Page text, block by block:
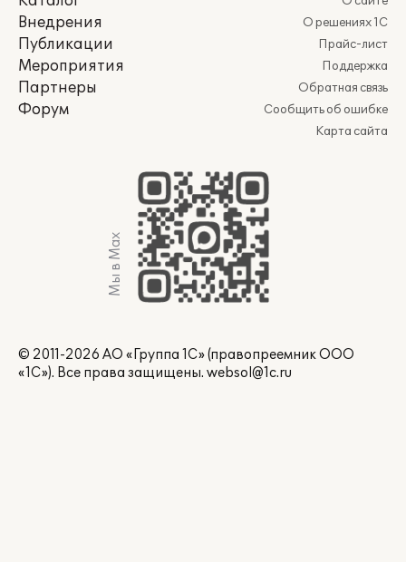
Внедрения
Публикации
Мероприятия
Партнеры
Форум
О решениях 1С
Прайс-лист
Поддержка
Обратная связь
Сообщить об ошибке
Карта сайта
Мы в Max
© 2011-2026 АО «Группа 1С» (правопреемник ООО
«1С»). Все права защищены. websol@1c.ru